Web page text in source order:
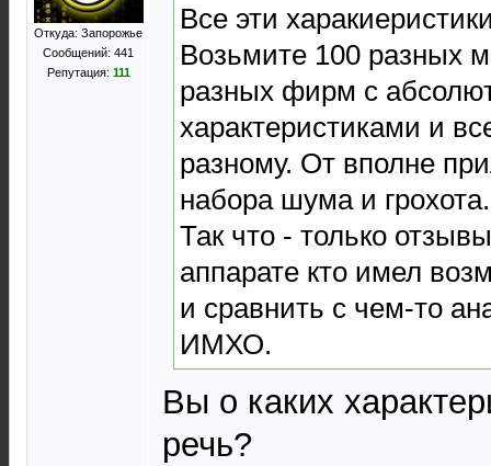
Откуда: Запорожье
Сообщений: 441
Репутация: 111
Все эти
Возьмите 100 разных
разных фирм с
характеристиками и
разному. От вполне
набора шума и
Так что - только
аппарате кто имел
и сравнить с чем-то
ИМХО.
Вы о каких
речь?